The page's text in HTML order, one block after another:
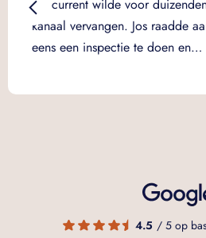
concurrent wilde voor
kanaal vervangen. Jos raadde
eens een inspectie te doen en…
4.5 / 5 op